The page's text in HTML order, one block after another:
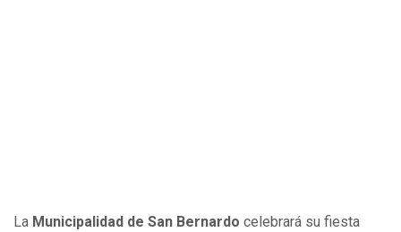
La Municipalidad de San Bernardo celebrará su fiesta